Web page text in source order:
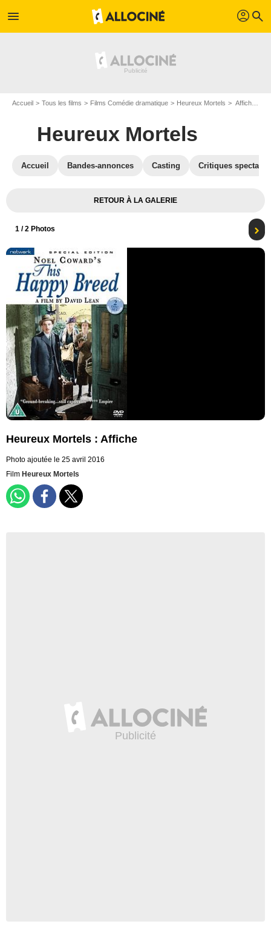
menu profil search
Accueil Tous les films Films Comédie dramatique Heureux Mortels Affiche du film Heureux Mortels - Photo 1
Heureux Mortels
Accueil Bandes-annonces Casting Critiques
RETOUR À LA GALERIE
1 / 2 Photos
Heureux Mortels : Affiche
Photo ajoutée le 25 avril 2016
Film Heureux Mortels